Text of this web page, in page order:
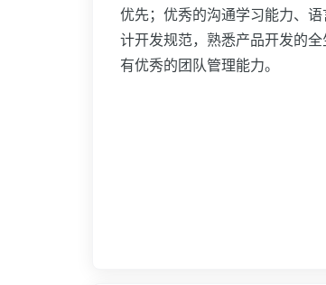
优先；优秀的沟通学习能力、
计开发规范，熟悉产品开发的
有优秀的团队管理能力。